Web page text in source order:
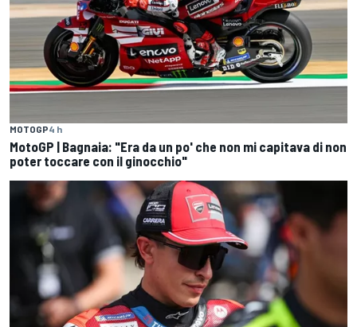
MOTOGP4 h
MotoGP | Bagnaia: "Era da un po' che non mi capitava di non
poter toccare con il ginocchio"